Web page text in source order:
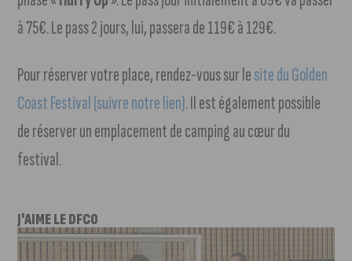
à 75€. Le pass 2 jours, lui, passera de 119€ à 129€.
Pour réserver votre place, rendez-vous sur lesite du Golden
Coast Festival (suivre notre lien). Il est également possible
de réserver un emplacement de camping au cœur du
festival.
J'AIME LE DFCO